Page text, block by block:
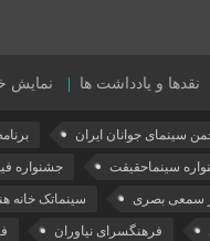
نقدها و یادداشت ها نمایش
سینمای جوانان ایران برنامه
سینماحقیقت جشنواره
سمعی بصری سینماتک خانه
فرهنگسرای نیاوران